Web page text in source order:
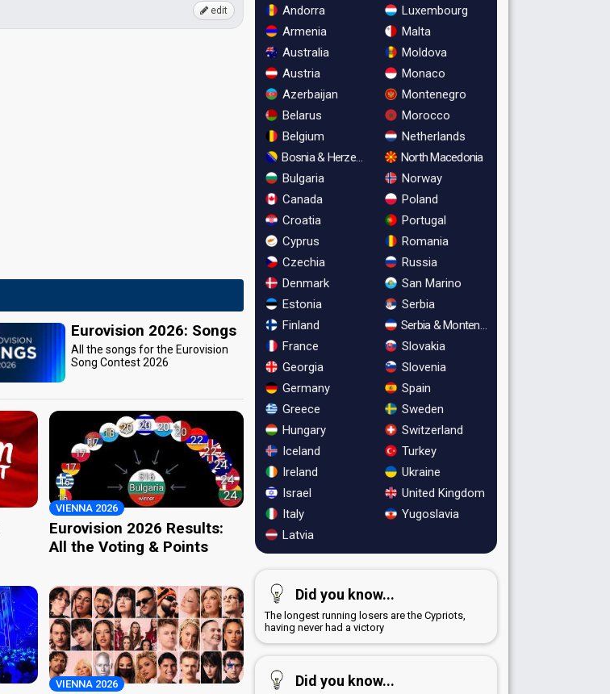
edit
Eurovision 2026: Songs
All the songs for the Eurovision
Song Contest 2026
VIENNA 2026
Eurovision 2026 Results:
All the Voting & Points
VIENNA 2026
Andorra
Armenia
Australia
Austria
Azerbaijan
Belarus
Belgium
Bosnia & Herzegovina
Bulgaria
Canada
Croatia
Cyprus
Czechia
Denmark
Estonia
Finland
France
Georgia
Germany
Greece
Hungary
Iceland
Ireland
Israel
Italy
Latvia
Luxembourg
Malta
Moldova
Monaco
Montenegro
Morocco
Netherlands
North Macedonia
Norway
Poland
Portugal
Romania
Russia
San Marino
Serbia
Serbia & Montenegro
Slovakia
Slovenia
Spain
Sweden
Switzerland
Turkey
Ukraine
United Kingdom
Yugoslavia
Did you know...
The longest running losers are the Cypriots,
having never had a victory
Did you know...